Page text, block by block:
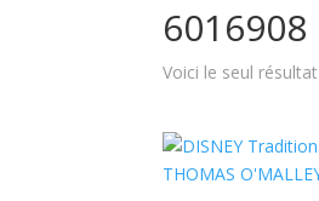
6016908
Voici le seul résultat